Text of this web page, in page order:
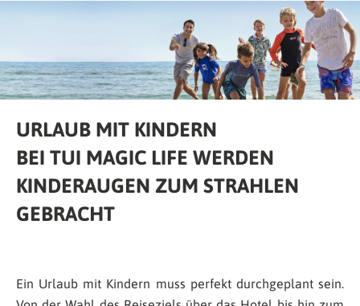
URLAUB MIT KINDERN
BEI TUI MAGIC LIFE WERDEN
KINDERAUGEN ZUM STRAHLEN
GEBRACHT
Ein Urlaub mit Kindern muss perfekt durchgeplant sein.